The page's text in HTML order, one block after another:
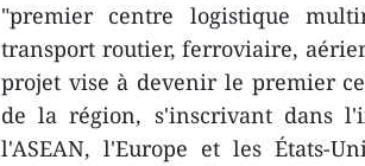
"premier centre logistique
transport routier, ferroviaire,
projet vise à devenir le premier
de la région, s'inscrivant dans
l'ASEAN, l'Europe et les États-